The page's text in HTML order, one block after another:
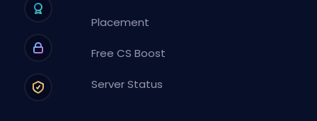
Placement
Free CS Boost
Server Status